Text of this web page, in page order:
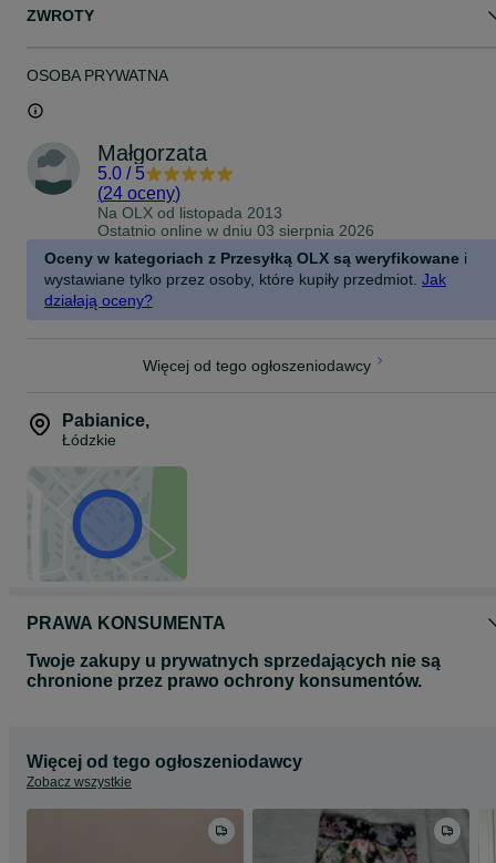
ZWROTY
OSOBA PRYWATNA
Małgorzata
5.0 / 5
(24 oceny)
Na OLX od listopada 2013
Ostatnio online w dniu 03 sierpnia 2026
Oceny w kategoriach z Przesyłką OLX są weryfikowane i
wystawiane tylko przez osoby, które kupiły przedmiot. Jak
działają oceny?
Więcej od tego ogłoszeniodawcy
Pabianice,
Łódzkie
PRAWA KONSUMENTA
Twoje zakupy u prywatnych sprzedających nie są
chronione przez prawo ochrony konsumentów.
Więcej od tego ogłoszeniodawcy
Zobacz wszystkie